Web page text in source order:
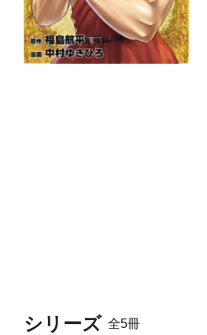
シリーズ 全5冊